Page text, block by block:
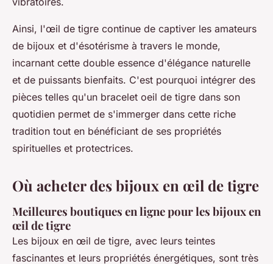
Ainsi, l'œil de tigre continue de captiver les amateurs
de bijoux et d'ésotérisme à travers le monde,
incarnant cette double essence d'élégance naturelle
et de puissants bienfaits. C'est pourquoi intégrer des
pièces telles qu'un bracelet oeil de tigre dans son
quotidien permet de s'immerger dans cette riche
tradition tout en bénéficiant de ses propriétés
spirituelles et protectrices.
Où acheter des bijoux en œil de tigre
Meilleures boutiques en ligne pour les bijoux en
œil de tigre
Les bijoux en œil de tigre, avec leurs teintes
fascinantes et leurs propriétés énergétiques, sont très